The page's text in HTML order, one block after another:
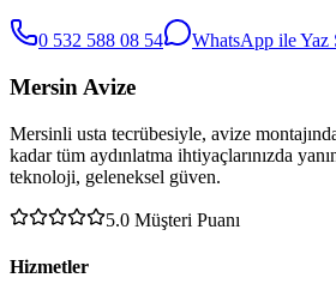
0 532 588 08 54 WhatsApp ile Yaz
Mersin Avize
Mersinli usta tecrübesiyle, avize
kadar tüm aydınlatma ihtiyaçlarınızda
teknoloji, geleneksel güven.
5.0 Müşteri Puanı
Hizmetler